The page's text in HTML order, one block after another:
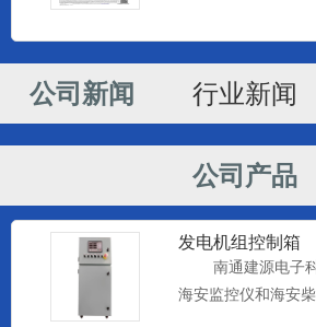
公司新闻 行业新闻
公司产品
监控仪器
海安监控仪和海安
发电机组控制箱
南通建源电子科
海安监控仪和海安柴